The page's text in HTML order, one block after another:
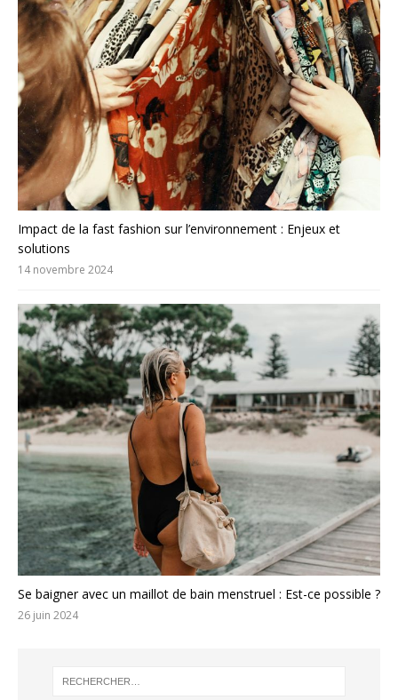
Impact de la fast fashion sur l’environnement : Enjeux et
solutions
14 novembre 2024
Se baigner avec un maillot de bain menstruel : Est-ce possible ?
26 juin 2024